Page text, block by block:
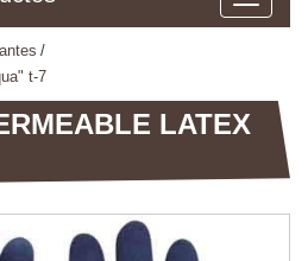
t-7
LATEX